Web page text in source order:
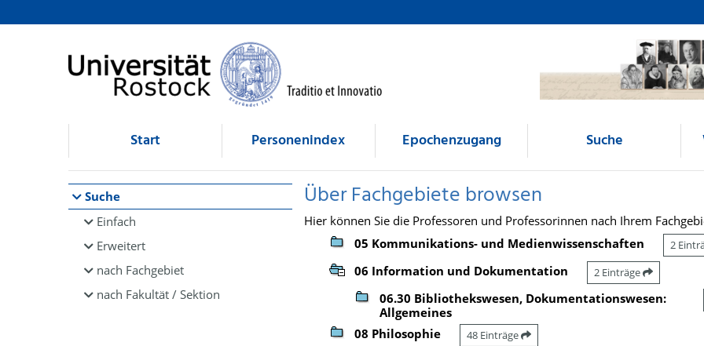
Browsen
direkt zum Inhalt
Start Personenindex Epochenzugang Suche
Suche
Einfach
Erweitert
nach Fachgebiet
nach Fakultät / Sektion
Über Fachgebiete browsen
Hier können Sie die Professoren und Professorinnen nach Ihrem
05 Kommunikations- und Medienwissenschaften
2
06 Information und Dokumentation 2 Einträge
06.30 Bibliothekswesen, Dokumentationswesen:
Allgemeines
08 Philosophie 48 Einträge